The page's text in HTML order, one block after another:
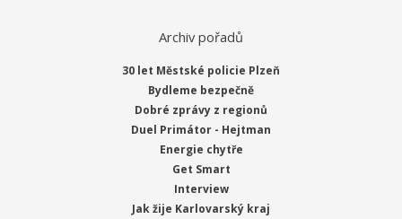
Archiv pořadů
30 let Městské policie Plzeň
Bydleme bezpečně
Dobré zprávy z regionů
Duel Primátor - Hejtman
Energie chytře
Get Smart
Interview
Jak žije Karlovarský kraj